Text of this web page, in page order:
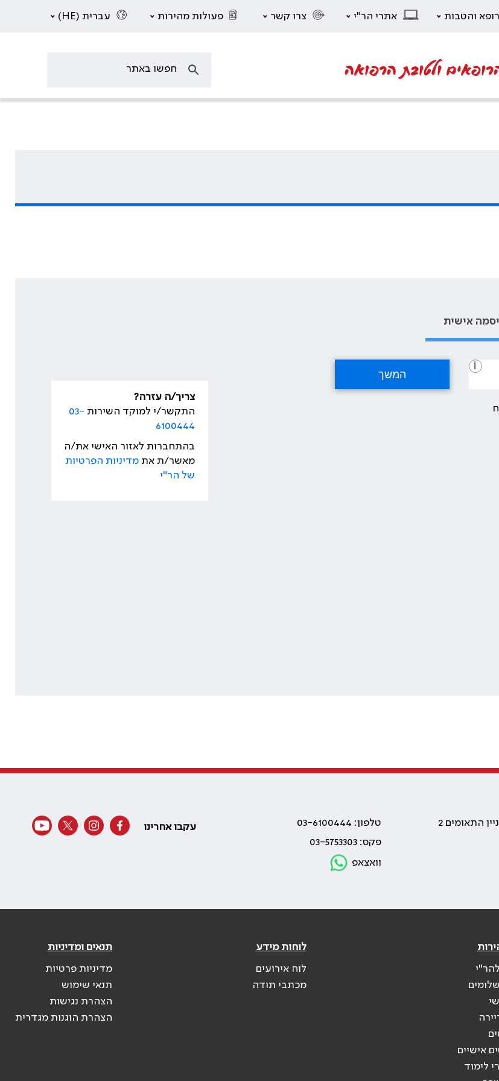
והטבות אתרי הר"י צרו קשר פעולות מהירות עברית (HE)
ולטובת הרפואה
אישית
i
צריך/ה עזרה?
התקשר/י למוקד השירות 03-
6100444
בהתחברות לאזור האישי את/ה
מאשר/ת אתמדיניות הפרטיות
של הר"י
טלפון: 03-6100444
פקס: 03-5753303
וואצאפ
עקבו אחרינו
אישיים
לימוד
לוחות מידע
לוח אירועים
מכתבי תודה
תנאים ומדיניות
מדיניות פרטיות
תנאי שימוש
הצהרת נגישות
הצהרת הוגנות מגדרית